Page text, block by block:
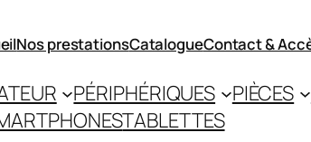
Nos prestationsCatalogueContact &
PÉRIPHÉRIQUES PIÈCES
TABLETTES